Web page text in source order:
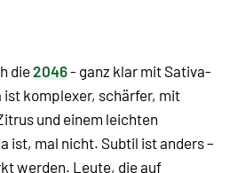
die2046- ganz klar mit Sativa-
ist komplexer, schärfer, mit
und einem leichten
ist, mal nicht. Subtil ist anders –
werden. Leute, die auf